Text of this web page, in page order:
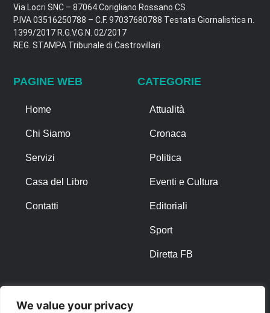
We value your privacy
Via Locri SNC – 87064 Corigliano Rossano CS
P.IVA 03516250788 – C.F. 97037680788 Testata Giornalistica n.
1399/2017 R.G.V.G.N. 02/2017
REG. STAMPA Tribunale di Castrovillari
PAGINE WEB
Home
Chi Siamo
Servizi
Casa del Libro
Contatti
CATEGORIE
Attualità
Cronaca
Politica
Eventi e Cultura
Editoriali
Sport
Diretta FB